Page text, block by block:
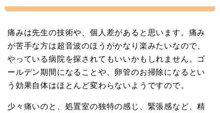
痛みは先生の技術や、個人差があると思います。痛み
が苦手な方は超音波のほうがかなり楽みたいなので、
やっている病院を探されてもいいかもしれません。ゴ
ールデン期間になることや、卵管のお掃除になるとい
う効果自体はほとんど変わらないようですので。
少々痛いのと、処置室の独特の感じ、緊張感など、精